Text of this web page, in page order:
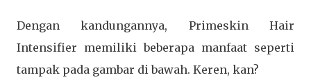
Dengan kandungannya, Primeskin Hair
Intensifier memiliki beberapa manfaat seperti
tampak pada gambar di bawah. Keren, kan?